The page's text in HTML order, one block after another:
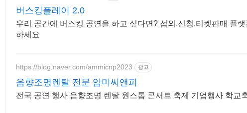
버스킹플레이 2.0
우리 공간에 버스킹 공연을 하고 싶다면? 섭외,신청,티켓판매 플
하세요
https://blog.naver.com/ammicnp2023 광고
음향조명렌탈 전문 암미씨앤피
전국 공연 행사 음향조명 렌탈 원스톱 콘서트 축제 기업행사 학교